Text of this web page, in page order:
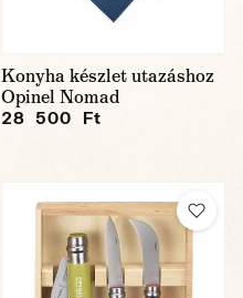
Konyha készlet utazáshoz
Opinel Nomad
28 500 Ft